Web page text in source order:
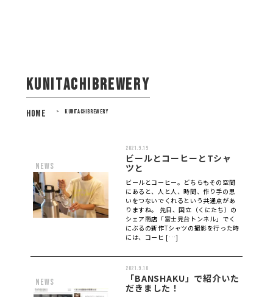
KUNITACHIBREWERY
HOME > KUNITACHIBREWERY
news
2021.9.19
ビールとコーヒーとTシャ
ツと
ビールとコーヒー。どちらもその空間
にあると、人と人、時間、作り手の思
いをつないでくれるという共通点があ
りますね。 先日、国立（くにたち）の
シェア商店「富士見台トンネル」でく
にぶるの新作Tシャツの撮影を行った時
には、コーヒ […]
news
2021.9.18
「BANSHAKU」で紹介いた
だきました！